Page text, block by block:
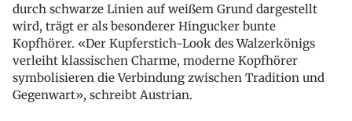
durch schwarze Linien auf weißem Grund dargestellt
wird, trägt er als besonderer Hingucker bunte
Kopfhörer. «Der Kupferstich-Look des Walzerkönigs
verleiht klassischen Charme, moderne Kopfhörer
symbolisieren die Verbindung zwischen Tradition und
Gegenwart», schreibt Austrian.